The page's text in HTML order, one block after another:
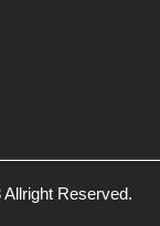
Reserved.